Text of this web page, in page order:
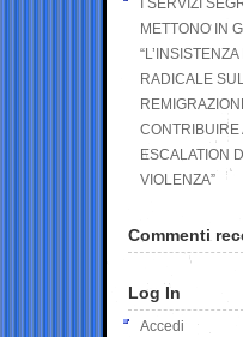
I SERVIZI
METTONO IN
RADICALE
CONTRIBUIRE
ESCALATION
VIOLENZA”
Commenti
Log In
Accedi